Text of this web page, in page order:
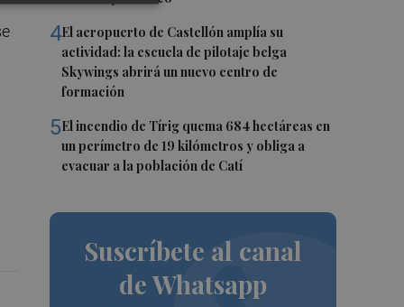
4El aeropuerto de Castellón amplía su
actividad: la escuela de pilotaje belga
Skywings abrirá un nuevo centro de
formación
5El incendio de Tírig quema 684 hectáreas en
un perímetro de 19 kilómetros y obliga a
evacuar a la población de Catí
Suscríbete al canal
de Whatsapp